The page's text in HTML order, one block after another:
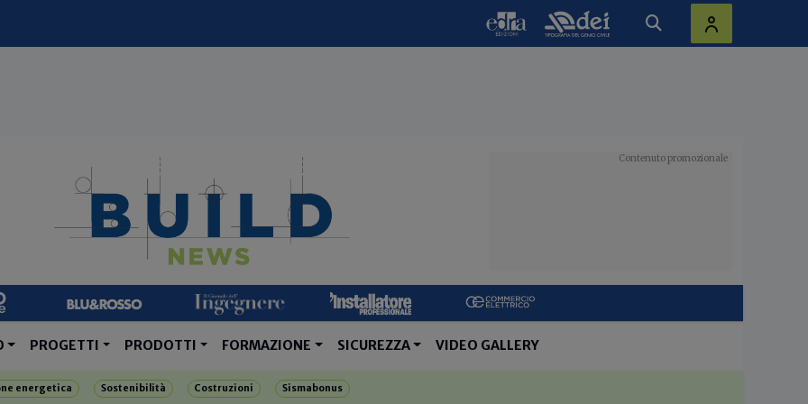
PROGETTI PRODOTTI FORMAZIONE SICUREZZA VIDEO GALLERY
energetica Sostenibilità Costruzioni Sismabonus